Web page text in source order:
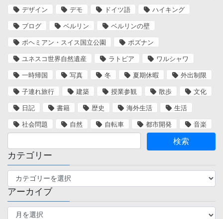
デザイン デモ ドイツ語 ハイキング
ブログ ベルリン ベルリンの壁
ボヘミアン・スイス国立公園 ポズナン
ユネスコ世界自然遺産 ラトビア ワルシャワ
一時帰国 写真 冬 夏期休暇 外出制限
子連れ旅行 建築 授業参観 散歩 文化
日記 書籍 歴史 海外生活 生活
社会問題 自然 自転車 都市開発 音楽
カテゴリー
テ
ゴ
リ
アーカイブ
ア